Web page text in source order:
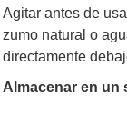
Agitar antes de
zumo natural o
directamente
Almacenar en un